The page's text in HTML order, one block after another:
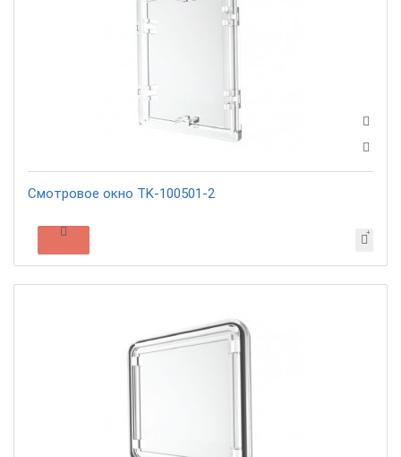
Смотровое окно TK-100501-2